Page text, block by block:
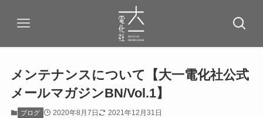
メンテナンスについて【大一電化社公式
メールマガジンBN/Vol.1】
ブログ 2020年8月7日 2021年12月31日